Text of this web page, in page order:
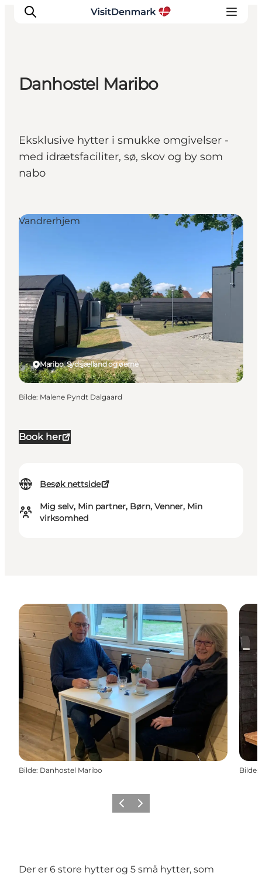
Aktiviteter
Overnatting
Planlegg reisen
Danhostel Maribo
Eksklusive hytter i smukke omgivelser -
med idrætsfaciliter, sø, skov og by som
nabo
Book her
Besøk nettside
Mig selv, Min partner, Børn, Venner, Min
virksomhed
Maribo, Sydsjælland og øerne
Vandrerhjem
Bilde: Malene Pyndt Dalgaard
Bilde: Danhostel Maribo Bilde:
ForrigeNeste
Der er 6 store hytter og 5 små hytter, som